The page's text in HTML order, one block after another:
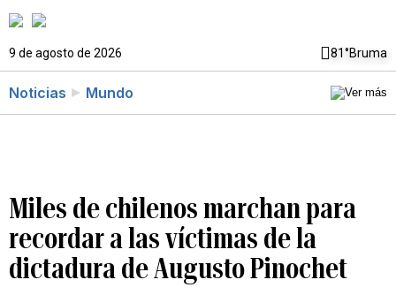
9 de agosto de 2026 81°Bruma
Noticias Mundo
Miles de chilenos marchan para
recordar a las víctimas de la
dictadura de Augusto Pinochet